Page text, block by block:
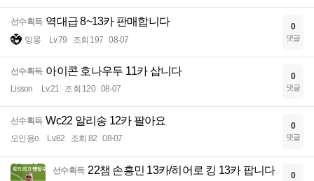
선수획득 역대급 8~13카 판매합니다
밍몽 Lv.79 조회 197 08-07
0
댓글
선수획득 아이콘 호나우두 11카 삽니다
Lisson Lv.21 조회 120 08-07
0
댓글
선수획득 Wc22 알리송 12카 팔아요
오인용o Lv.62 조회 82 08-07
0
댓글
선수획득 22챔 손흥민 13카/히어로 킹 13카 팝니다 0